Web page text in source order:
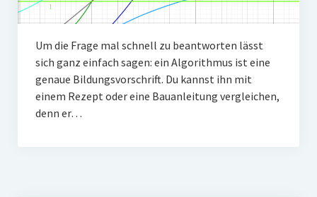
Um die Frage mal schnell zu beantworten lässt
sich ganz einfach sagen: ein Algorithmus ist eine
genaue Bildungsvorschrift. Du kannst ihn mit
einem Rezept oder eine Bauanleitung vergleichen,
denn er…